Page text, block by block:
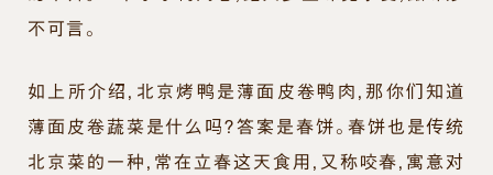
不可言。
如上所介绍，北京烤鸭是薄面皮卷鸭肉，那你们知道
薄面皮卷蔬菜是什么吗？答案是春饼。春饼也是传统
北京菜的一种，常在立春这天食用，又称咬春，寓意对